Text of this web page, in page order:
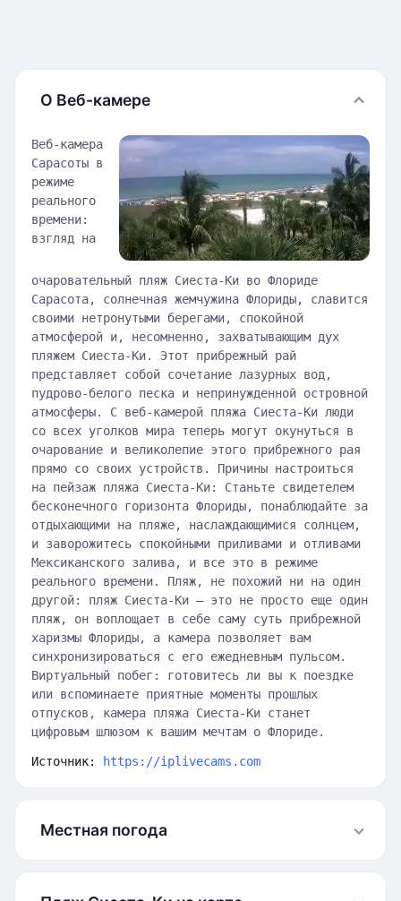
О Веб-камере
Веб-камера
Сарасоты в
режиме
реального
времени:
взгляд на
очаровательный пляж Сиеста-Ки во Флориде
Сарасота, солнечная жемчужина Флориды, славится
своими нетронутыми берегами, спокойной
атмосферой и, несомненно, захватывающим дух
пляжем Сиеста-Ки. Этот прибрежный рай
представляет собой сочетание лазурных вод,
пудрово-белого песка и непринужденной островной
атмосферы. С веб-камерой пляжа Сиеста-Ки люди
со всех уголков мира теперь могут окунуться в
очарование и великолепие этого прибрежного рая
прямо со своих устройств. Причины настроиться
на пейзаж пляжа Сиеста-Ки: Станьте свидетелем
бесконечного горизонта Флориды, понаблюдайте за
отдыхающими на пляже, наслаждающимися солнцем,
и заворожитесь спокойными приливами и отливами
Мексиканского залива, и все это в режиме
реального времени. Пляж, не похожий ни на один
другой: пляж Сиеста-Ки — это не просто еще один
пляж, он воплощает в себе саму суть прибрежной
харизмы Флориды, а камера позволяет вам
синхронизироваться с его ежедневным пульсом.
Виртуальный побег: готовитесь ли вы к поездке
или вспоминаете приятные моменты прошлых
отпусков, камера пляжа Сиеста-Ки станет
цифровым шлюзом к вашим мечтам о Флориде.
Источник: https://iplivecams.com
Местная погода